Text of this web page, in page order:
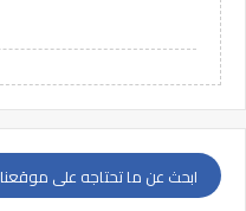
ابحث عن ما تحتاجه على موقعنا